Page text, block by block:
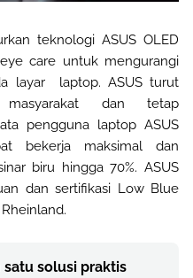
teknologi ASUS OLED
care untuk mengurangi
layar laptop. ASUS turut
masyarakat dan tetap
pengguna laptop ASUS
bekerja maksimal dan
biru hingga 70%. ASUS
dan sertifikasi Low Blue
satu solusi praktis